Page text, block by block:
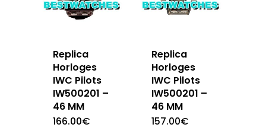
Replica
Horloges
IWC Pilots
IW500201 –
46 MM
166.00€
Replica
Horloges
IWC Pilots
IW500201 –
46 MM
157.00€